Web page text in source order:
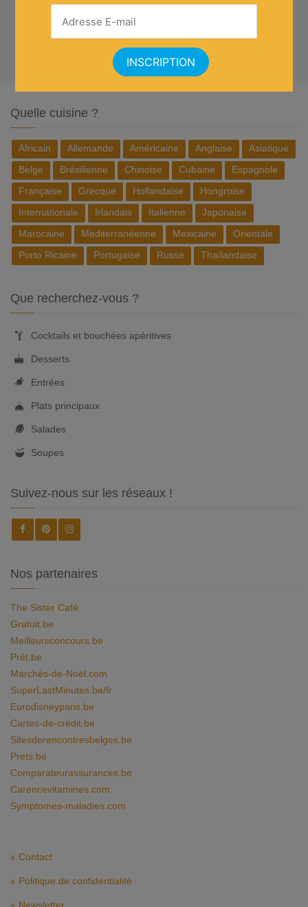
Quelle cuisine ?
Africain Allemande Américaine Anglaise
Asiatique
Belge
Brésilienne Chinoise Cubaine
Espagnole
Française
Grecque Hollandaise
Hongroise
Internationale
Irlandais Italienne
Japonaise
Marocaine
Mediterranéenne Mexicaine
Orientale
Porto Ricaine
Portugaise Russe Thaïlandaise
Que recherchez-vous ?
Cocktails et bouchées apéritives
Desserts
Entrées
Plats principaux
Salades
Soupes
Suivez-nous sur les réseaux !
Nos partenaires
The Sister Café
Gratuit.be
Meilleursconcours.be
Prêt.be
Marchés-de-Noël.com
SuperLastMinutes.be/fr
Eurodisneyparis.be
Cartes-de-crédit.be
Sitesderencontresbelges.be
Prets.be
Comparateurassurances.be
Carencevitamines.com
Symptomes-maladies.com
Contact
Politique de confidentialité